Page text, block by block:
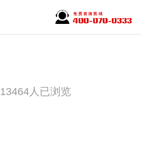
13464人已浏览